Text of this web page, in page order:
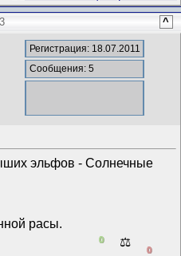
^
Регистрация: 18.07.2011
Сообщения: 5
эльфов - Солнечные
расы.
0 ⚖️
0